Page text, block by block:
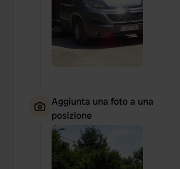
Aggiunta una foto a una
posizione